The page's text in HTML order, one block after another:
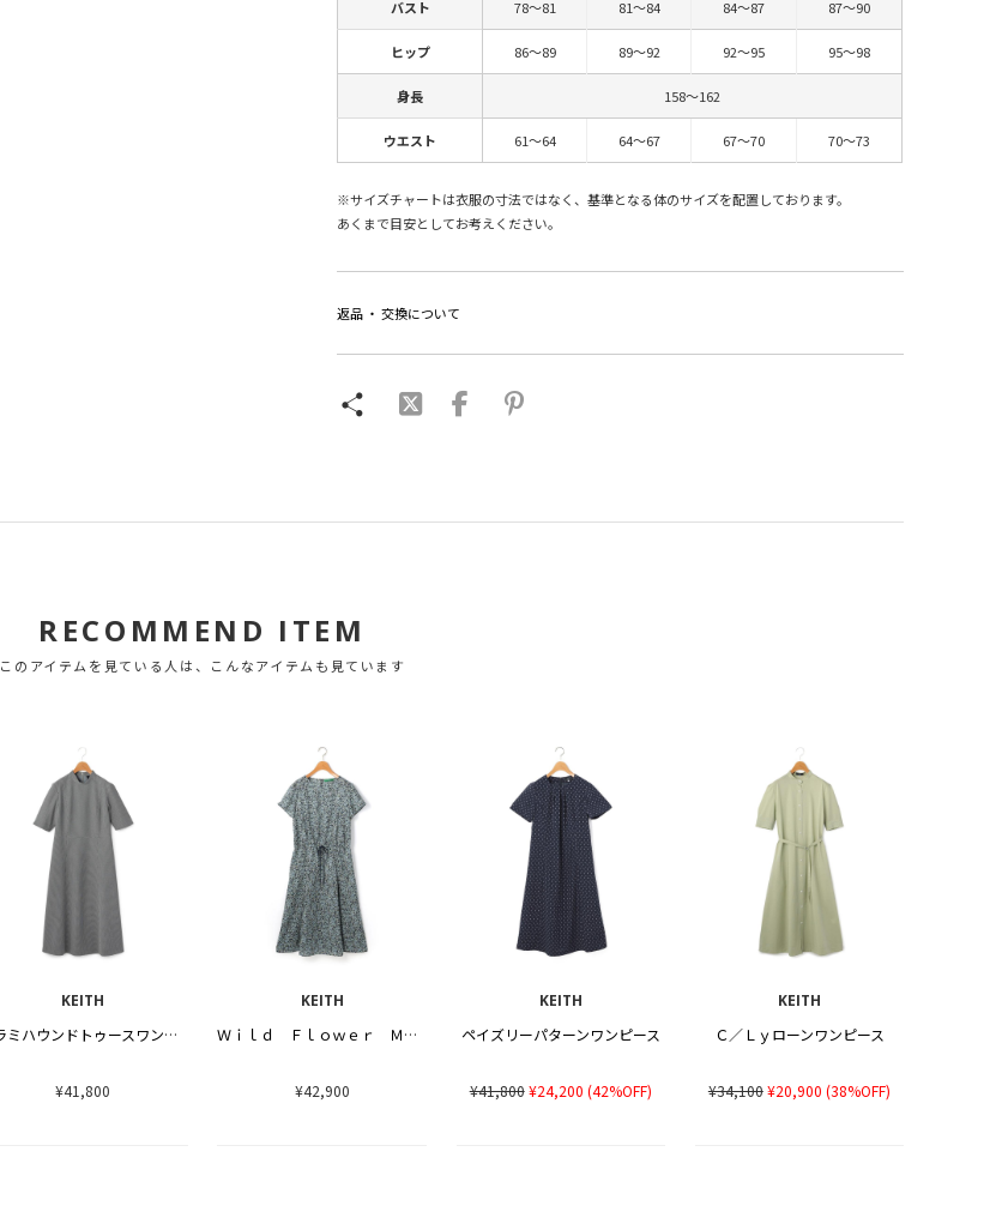
バスト 78～81 81～84 84～87 87～90
ヒップ 86～89 89～92 92～95 95～98
身長 158～162
ウエスト 61～64 64～67 67～70 70～73
※サイズチャートは衣服の寸法ではなく、基準となる体のサイズを配置しております。
あくまで目安としてお考えください。
返品 ・ 交換について
RECOMMEND ITEM
このアイテムを見ている人は、こんなアイテムも見ています
KEITH
カラミハウンドトゥースワンピース
¥41,800
KEITH
Ｗｉｌｄ Ｆｌｏｗｅｒ Ｍｅａｄｏｗワンピース
¥42,900
KEITH
ペイズリーパターンワンピース
¥41,800¥24,200 (42%OFF)
KEITH
Ｃ／Ｌｙローンワンピース
¥34,100¥20,900 (38%OFF)